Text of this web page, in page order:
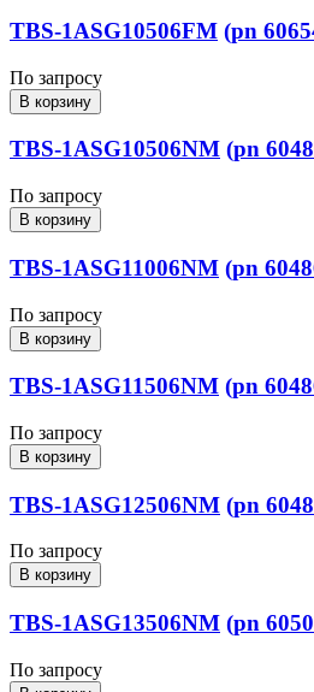
TBS-1ASG10506FM (pn
По запросу
В корзину
TBS-1ASG10506NM (pn
По запросу
В корзину
TBS-1ASG11006NM (pn
По запросу
В корзину
TBS-1ASG11506NM (pn
По запросу
В корзину
TBS-1ASG12506NM (pn
По запросу
В корзину
TBS-1ASG13506NM (pn
По запросу